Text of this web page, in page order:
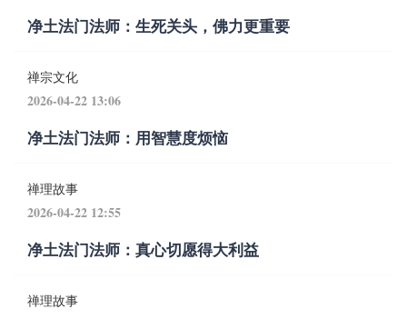
净土法门法师：生死关头，佛力更重要
禅宗文化
2026-04-22 13:06
净土法门法师：用智慧度烦恼
禅理故事
2026-04-22 12:55
净土法门法师：真心切愿得大利益
禅理故事